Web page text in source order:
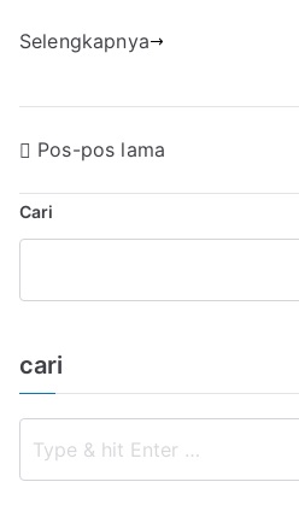
Selengkapnya
Navigasi
pos
Pos-pos lama
Cari
cari